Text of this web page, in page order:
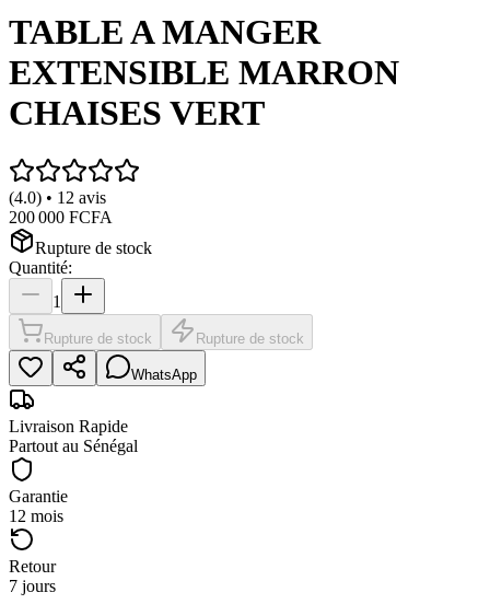
TABLE A MANGER
EXTENSIBLE MARRON
CHAISES VERT
(4.0) • 12 avis
200 000 FCFA
Rupture de stock
Quantité:
1
Rupture de stock Rupture de stock
WhatsApp
Livraison Rapide
Partout au Sénégal
Garantie
12 mois
Retour
7 jours